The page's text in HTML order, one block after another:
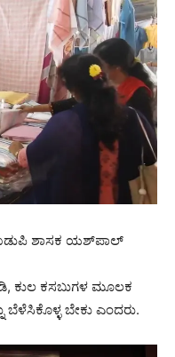
ಉಡುಪಿ ಶಾಸಕ ಯಶ್‍ಪಾಲ್
ಕುಲ ಕಸಬುಗಳ ಮೂಲಕ
ಬೆಳೆಸಿಕೊಳ್ಳ ಬೇಕು ಎಂದರು.